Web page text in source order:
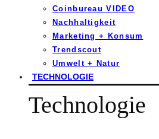
Coinbureau VIDEO
Nachhaltigkeit
Marketing + Konsum
Trendscout
Umwelt + Natur
TECHNOLOGIE
Technologie